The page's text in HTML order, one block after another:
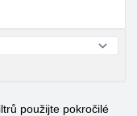
použijte pokročilé